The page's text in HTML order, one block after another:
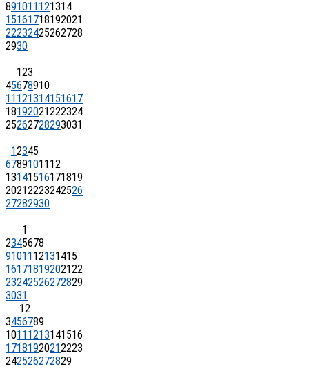
891011 121314
15161718192021
22232425262728
2930
123
45678910
11 121314151617
18192021222324
25262728293031
12345
67891011 12
13141516171819
20212223242526
27282930
1
2345678
91011 12131415
16171819202122
23242526272829
3031
12
3456789
1011 1213141516
17181920212223
242526272829